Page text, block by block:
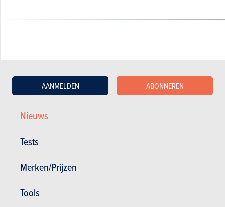
Nieuws
Tests
Merken/Prijzen
Tools
AANMELDEN ABONNEREN
Web Editor - Specialist Advice